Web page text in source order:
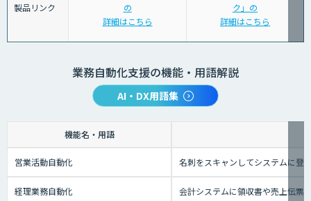
製品リンク
の
詳細はこちら
ク」の
詳細はこちら
業務自動化支援の機能・用語解説
AI・DX用語集
機能名・用語
営業活動自動化 名刺をスキャンしてシステムに登
経理業務自動化 会計システムに領収書や売上伝票